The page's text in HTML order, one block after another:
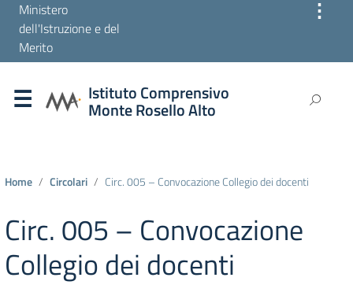
Ministero
dell'Istruzione e del
Merito
⋮
Istituto Comprensivo
Monte Rosello Alto
Home Circolari Circ. 005 – Convocazione Collegio dei docenti
Circ. 005 – Convocazione
Collegio dei docenti